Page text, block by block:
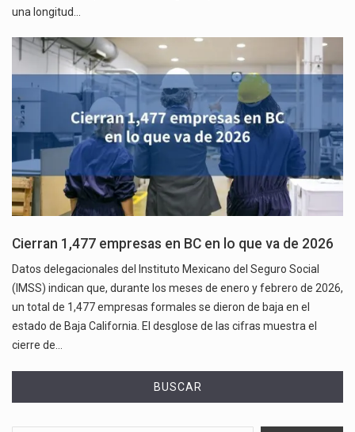
una longitud…
Cierran 1,477 empresas en BC en lo que va de 2026
Datos delegacionales del Instituto Mexicano del Seguro Social
(IMSS) indican que, durante los meses de enero y febrero de 2026,
un total de 1,477 empresas formales se dieron de baja en el
estado de Baja California. El desglose de las cifras muestra el
cierre de…
BUSCAR